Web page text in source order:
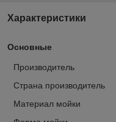
Характеристики
Основные
Производитель
Страна производитель
Материал мойки